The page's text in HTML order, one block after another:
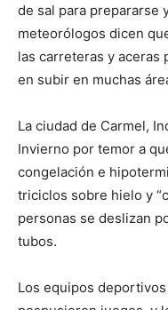
de sal para prepararse
meteorólogos dicen
las carreteras y aceras
en subir en muchas
La ciudad de Carmel,
Invierno por temor a
congelación e
triciclos sobre hielo y
personas se deslizan
tubos.
Los equipos